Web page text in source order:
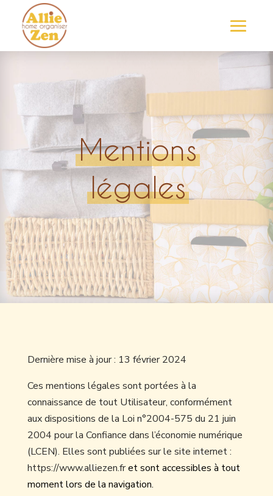
Mentions
légales
Dernière mise à jour : 13 février 2024
Ces mentions légales sont portées à la
connaissance de tout Utilisateur, conformément
aux dispositions de la Loi n°2004-575 du 21 juin
2004 pour la Confiance dans l’économie numérique
(LCEN). Elles sont publiées sur le site internet :
https://www.alliezen.fret sont accessibles à tout
moment lors de la navigation.